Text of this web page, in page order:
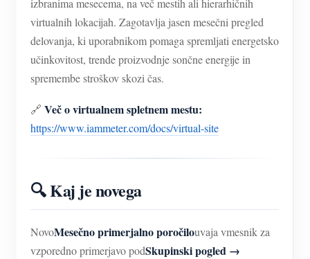
virtualnih lokacijah. Zagotavlja jasen mesečni pregled
delovanja, ki uporabnikom pomaga spremljati energetsko
učinkovitost, trende proizvodnje sončne energije in
spremembe stroškov skozi čas.
🔗 Več o virtualnem spletnem mestu:
https://www.iammeter.com/docs/virtual-site
🔍 Kaj je novega
NovoMesečno primerjalno poročilouvaja vmesnik za
vzporedno primerjavo podSkupinski pogled →